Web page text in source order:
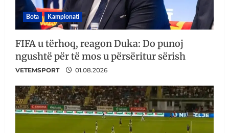
Bota Kampionati
FIFA u tërhoq, reagon Duka: Do punoj
ngushtë për të mos u përsëritur sërish
VETEMSPORT 01.08.2026